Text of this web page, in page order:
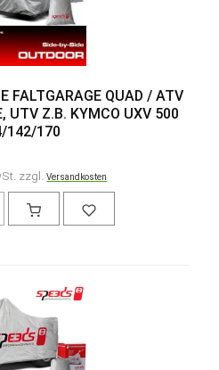
FALTGARAGE QUAD / ATV
UTV Z.B. KYMCO UXV 500
142/170
zzgl.Versandkosten